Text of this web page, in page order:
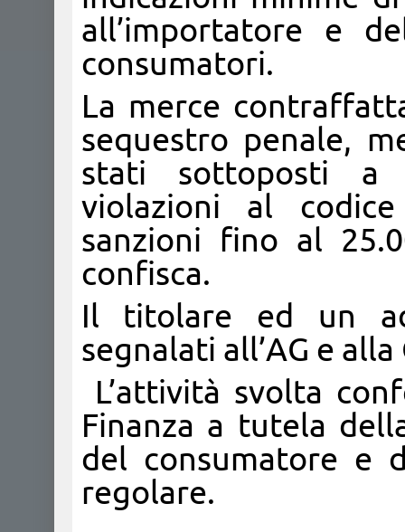
all’importatore e
consumatori.
La merce
sequestro penale,
stati sottoposti a
violazioni al
sanzioni fino al
confisca.
Il titolare ed un
segnalati all’AG e
L’attività svolta
Finanza a tutela
del consumatore e
regolare.